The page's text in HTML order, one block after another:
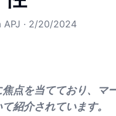
APJ · 2/20/2024
点を当てており、マ
紹介されています。